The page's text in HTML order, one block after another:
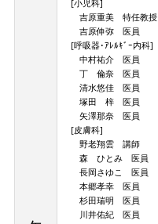
[小児科]
吉原重美 特任教授
吉原伸弥 医員
[呼吸器･ｱﾚﾙｷﾞｰ内科]
中村祐介 医員
丁 倫奈 医員
清水悠佳 医員
塚田 梓 医員
矢澤那奈 医員
[皮膚科]
野老翔雲 講師
森 ひとみ 医員
長岡さゆこ 医員
本郷孝幸 医員
杉田瑞明 医員
川井佑紀 医員